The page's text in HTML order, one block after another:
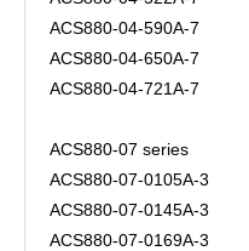
ACS880-04-590A-7
ACS880-04-650A-7
ACS880-04-721A-7
ACS880-07 series
ACS880-07-0105A-3
ACS880-07-0145A-3
ACS880-07-0169A-3